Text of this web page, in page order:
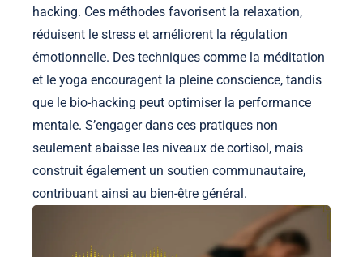
hacking. Ces méthodes favorisent la relaxation,
réduisent le stress et améliorent la régulation
émotionnelle. Des techniques comme la méditation
et le yoga encouragent la pleine conscience, tandis
que le bio-hacking peut optimiser la performance
mentale. S’engager dans ces pratiques non
seulement abaisse les niveaux de cortisol, mais
construit également un soutien communautaire,
contribuant ainsi au bien-être général.